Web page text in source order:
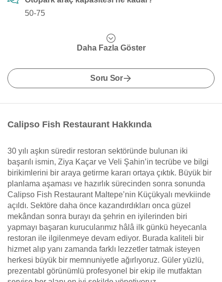
50-75
Daha Fazla Göster
Soru Sor
Calipso Fish Restaurant Hakkında
30 yılı aşkın süredir restoran sektöründe bulunan iki
başarılı ismin, Ziya Kaçar ve Veli Şahin’in tecrübe ve bilgi
birikimlerini bir araya getirme kararı ortaya çıktık. Büyük bir
planlama aşaması ve hazırlık sürecinden sonra sonunda
Calipso Fish Restaurant Maltepe’nin Küçükyalı mevkiinde
açıldı. Sektöre daha önce kazandırdıkları onca güzel
mekândan sonra burayı da şehrin en iyilerinden biri
yapmayı başaran kurucularımız hâlâ ilk günkü heyecanla
restoran ile ilgilenmeye devam ediyor. Burada kaliteli bir
hizmet alıp yanı zamanda farklı lezzetler tatmak isteyen
herkesi büyük bir memnuniyetle ağırlıyoruz. Güler yüzlü,
prezentabl görünümlü profesyonel bir ekip ile mutfaktan